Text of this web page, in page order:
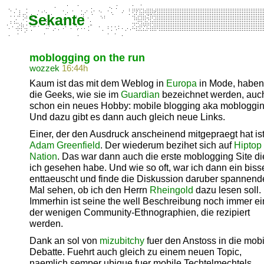
Sekante
moblogging on the run
wozzek 16:44h
Kaum ist das mit dem Weblog in Europa in Mode, haben
die Geeks, wie sie im Guardian bezeichnet werden,
schon ein neues Hobby: mobile blogging aka
Und dazu gibt es dann auch gleich neue Links.
Einer, der den Ausdruck anscheinend mitgepraegt hat ist
Adam Greenfield. Der wiederum bezihet sich auf Hiptop
Nation. Das war dann auch die erste moblogging Site
ich gesehen habe. Und wie so oft, war ich dann ein
enttaeuscht und finde die Diskussion daruber
Mal sehen, ob ich den Herrn Rheingold dazu lesen soll.
Immerhin ist seine the well Beschreibung noch immer
der wenigen Community-Ethnographien, die rezipiert
werden.
Dank an sol von mizubitchy fuer den Anstoss in die
Debatte. Fuehrt auch gleich zu einem neuen Topic,